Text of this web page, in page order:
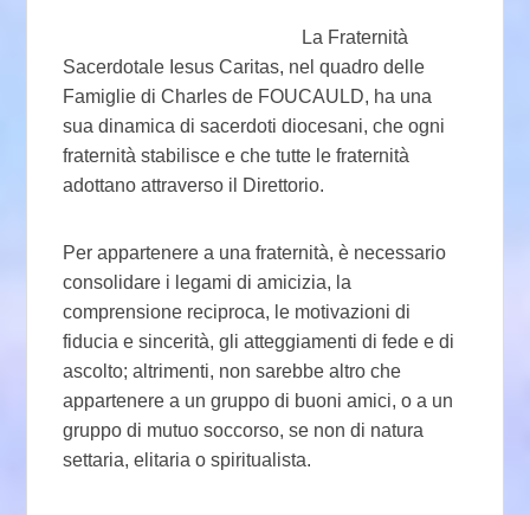
La Fraternità
Sacerdotale Iesus Caritas, nel quadro delle
Famiglie di Charles de FOUCAULD, ha una
sua dinamica di sacerdoti diocesani, che ogni
fraternità stabilisce e che tutte le fraternità
adottano attraverso il Direttorio.
Per appartenere a una fraternità, è necessario
consolidare i legami di amicizia, la
comprensione reciproca, le motivazioni di
fiducia e sincerità, gli atteggiamenti di fede e di
ascolto; altrimenti, non sarebbe altro che
appartenere a un gruppo di buoni amici, o a un
gruppo di mutuo soccorso, se non di natura
settaria, elitaria o spiritualista.